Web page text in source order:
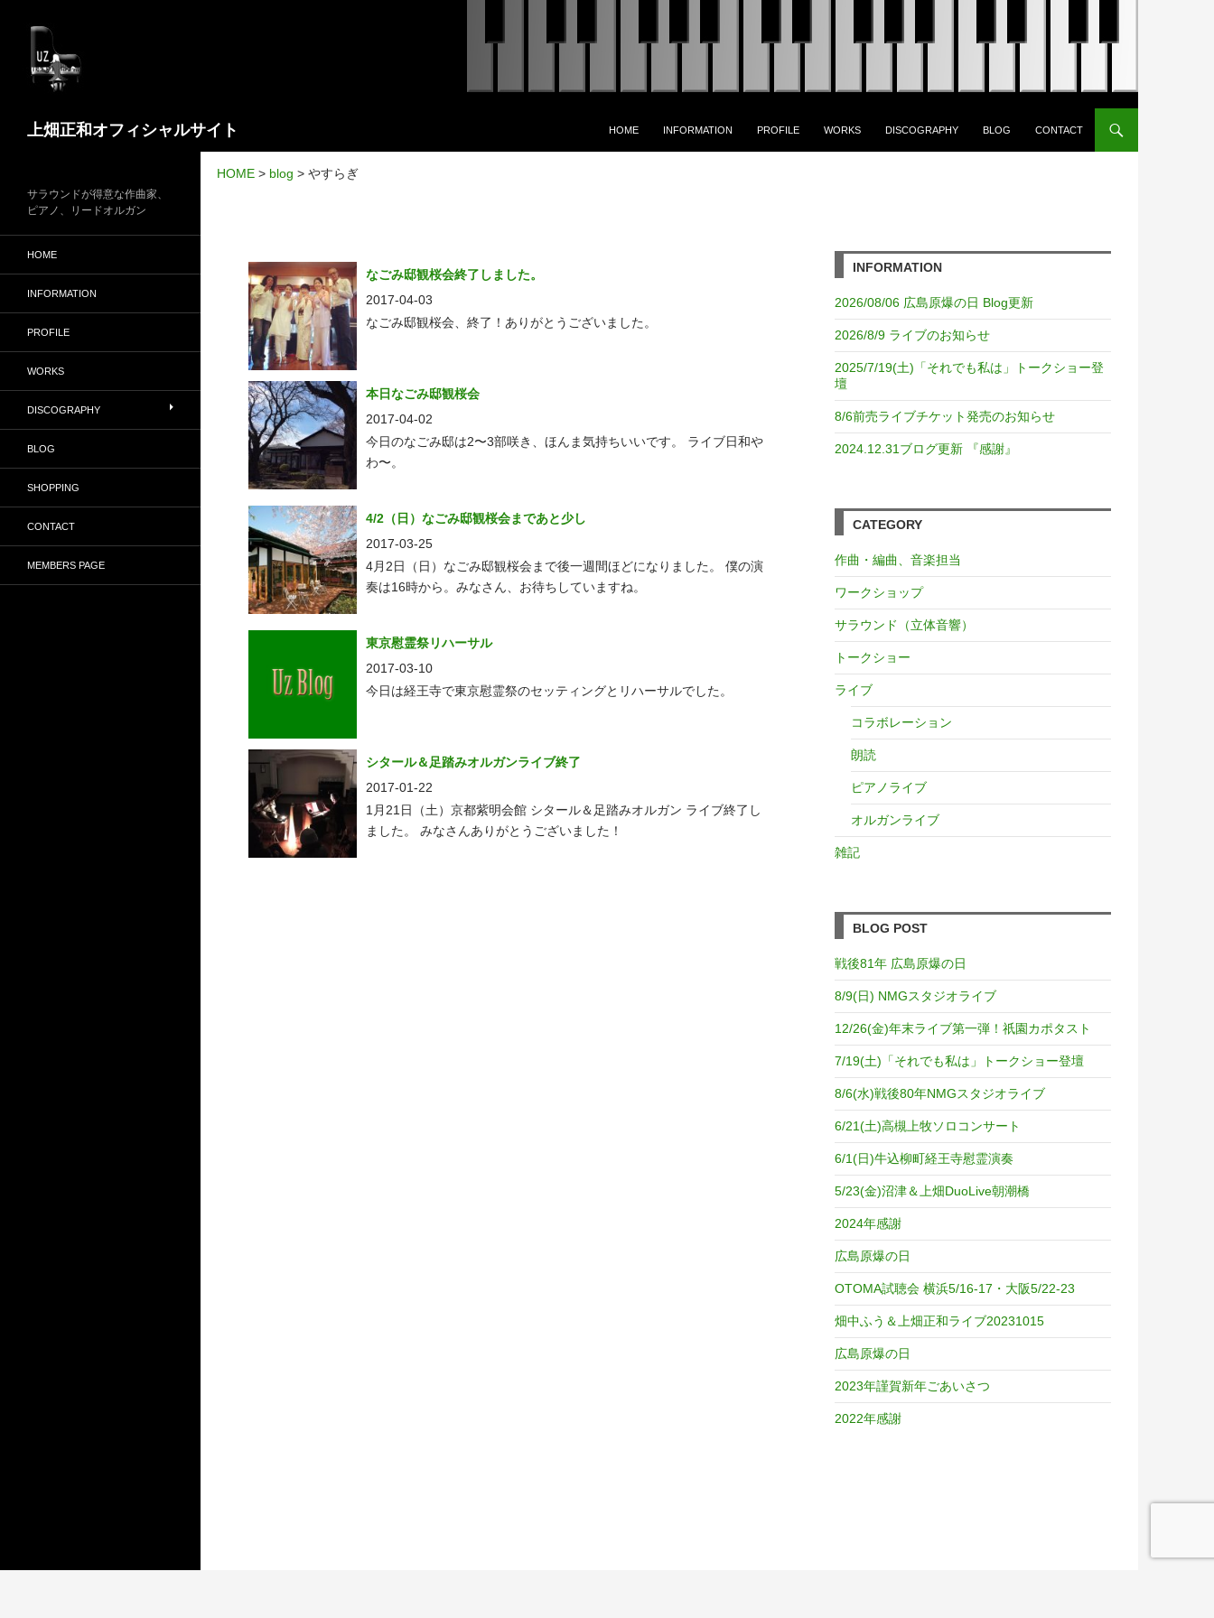
上畑正和オフィシャルサイト
HOME
INFORMATION PROFILE WORKS DISCOGRAPHY BLOG CONTACT
HOME > blog > やすらぎ
なごみ邸観桜会終了しました。
2017-04-03
なごみ邸観桜会、終了！ありがとうございました。
本日なごみ邸観桜会
2017-04-02
今日のなごみ邸は2〜3部咲き、ほんま気持ちいいです。 ライブ日和や
わ〜。
4/2（日）なごみ邸観桜会まであと少し
2017-03-25
4月2日（日）なごみ邸観桜会まで後一週間ほどになりました。 僕の演
奏は16時から。みなさん、お待ちしていますね。
東京慰霊祭リハーサル
2017-03-10
今日は経王寺で東京慰霊祭のセッティングとリハーサルでした。
シタール＆足踏みオルガンライブ終了
2017-01-22
1月21日（土）京都紫明会館 シタール＆足踏みオルガン ライブ終了し
ました。 みなさんありがとうございました！
INFORMATION
2026/08/06 広島原爆の日 Blog更新
2026/8/9 ライブのお知らせ
2025/7/19(土)「それでも私は」トークショー登
壇
8/6前売ライブチケット発売のお知らせ
2024.12.31ブログ更新 『感謝』
CATEGORY
作曲・編曲、音楽担当
ワークショップ
サラウンド（立体音響）
トークショー
ライブ
コラボレーション
朗読
ピアノライブ
オルガンライブ
雑記
BLOG POST
戦後81年 広島原爆の日
8/9(日) NMGスタジオライブ
12/26(金)年末ライブ第一弾！祇園カポタスト
7/19(土)「それでも私は」トークショー登壇
8/6(水)戦後80年NMGスタジオライブ
6/21(土)高槻上牧ソロコンサート
6/1(日)牛込柳町経王寺慰霊演奏
5/23(金)沼津＆上畑DuoLive朝潮橋
2024年感謝
広島原爆の日
OTOMA試聴会 横浜5/16-17・大阪5/22-23
畑中ふう＆上畑正和ライブ20231015
広島原爆の日
2023年謹賀新年ごあいさつ
2022年感謝
サラウンドが得意な作曲家、
ピアノ、リードオルガン
HOME
INFORMATION
PROFILE
WORKS
DISCOGRAPHY
BLOG
SHOPPING
CONTACT
MEMBERS PAGE